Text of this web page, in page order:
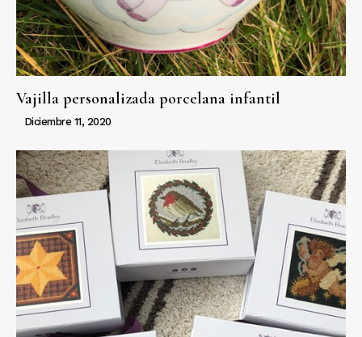
Vajilla personalizada porcelana infantil
Diciembre 11, 2020